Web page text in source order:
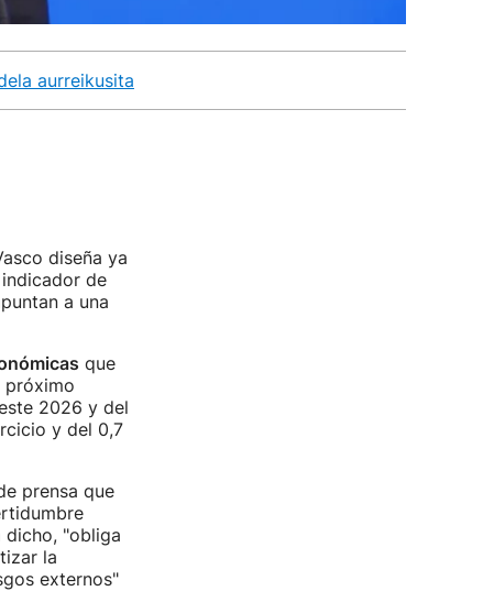
aurreikusita
diseña ya
de
a una
que
próximo
2026 y del
y del 0,7
prensa que
dicho, "obliga
la
externos"